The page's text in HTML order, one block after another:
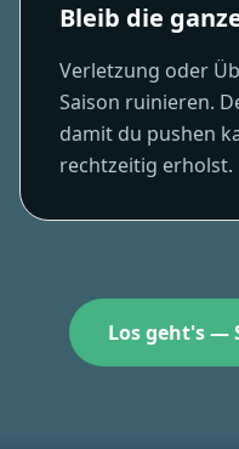
Bleib die
Verletzung oder
Saison ruinieren.
damit du pushen
rechtzeitig erholst.
Los geht's —